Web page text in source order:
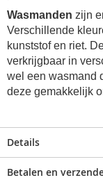
Wasmanden zijn
Verschillende
kunststof en riet.
verkrijgbaar in
wel een wasmand
deze gemakkelijk
Details
Betalen en